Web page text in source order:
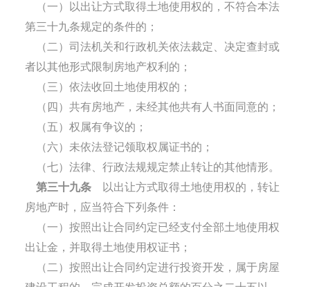
（一）以出让方式取得土地使用权的，不符合本法
第三十九条规定的条件的；
（二）司法机关和行政机关依法裁定、决定查封或
者以其他形式限制房地产权利的；
（三）依法收回土地使用权的；
（四）共有房地产，未经其他共有人书面同意的；
（五）权属有争议的；
（六）未依法登记领取权属证书的；
（七）法律、行政法规规定禁止转让的其他情形。
第三十九条以出让方式取得土地使用权的，转让
房地产时，应当符合下列条件：
（一）按照出让合同约定已经支付全部土地使用权
出让金，并取得土地使用权证书；
（二）按照出让合同约定进行投资开发，属于房屋